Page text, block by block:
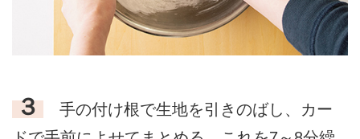
３
手の付け根で生地を引きのばし、カー